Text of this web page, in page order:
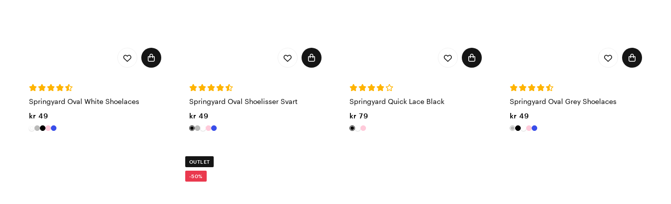
Springyard Oval White Shoelaces
kr 49
Springyard Oval Shoelisser Svart
kr 49
Springyard Quick Lace Black
kr 79
Springyard Oval Grey Shoelaces
kr 49
OUTLET
-50%